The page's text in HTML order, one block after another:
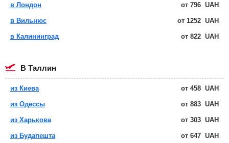
в Лондон от 796 UAH
в Вильнюс от 1252 UAH
в Калининград от 822 UAH
в Таллин
из Киева от 458 UAH
из Одессы от 883 UAH
из Харькова от 303 UAH
из Будапешта от 647 UAH